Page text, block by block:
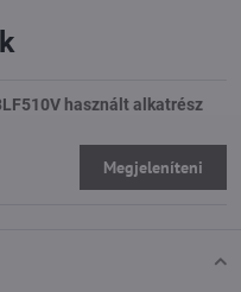
használt alkatrész
Megjeleníteni